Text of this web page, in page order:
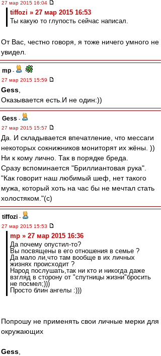
27 мар 2015 16:04
tiffozi » 27 мар 2015 16:53
Ты какую то глупость сейчас написал.
От Вас, честно говоря, я тоже ничего умного не
увидел.
mp -
27 мар 2015 15:59
Gess
Оказывается есть.И не один:))
Gess -
27 мар 2015 15:57
Да. И складывается впечатление, что мессаги
некоторых сокнижников мониторят их жёны. ))
Ни к кому лично. Так в порядке бреда.
Сразу вспоминается "Бриллиантовая рука".
"Как говорит наш любимый шеф, нет такого
мужа, который хоть на час бы не мечтал стать
холостяком."(с)
tiffozi -
27 мар 2015 15:53
mp » 27 мар 2015 16:36
Да почему опустил-то?
Вы посвящены в его отношения в семье ?
Да мало ли,что там вообще в их личных
жизнях происходит ?
Народ послушать,так ни кто и никогда даже
взгляд в сторону от "спутницы жизни"бросить
не посмел;)))
Просто блин ангелы :)))
Попрошу не применять свои личные мерки для
окружающих
Gess